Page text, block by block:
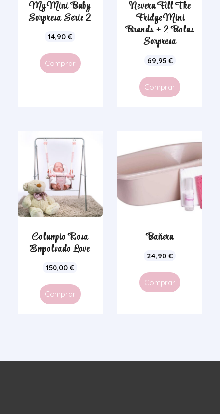
My Mini Baby
Sorpresa Serie 2
14,90€
Comprar
Nevera Fill The
Fridge Mini
Brands + 2 Bolas
Sorpresa
69,95 €
Comprar
Columpio Rosa
Empolvado Love
150,00€
Comprar
Bañera
24,90€
Comprar